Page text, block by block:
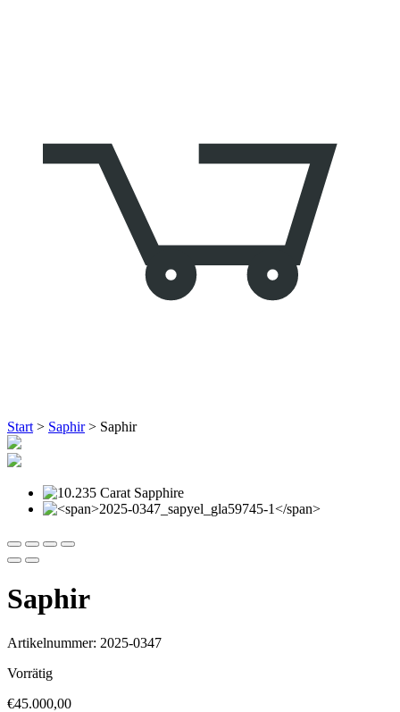
Start > Saphir> Saphir
Saphir
Artikelnummer: 2025-0347
Vorrätig
€45.000,00